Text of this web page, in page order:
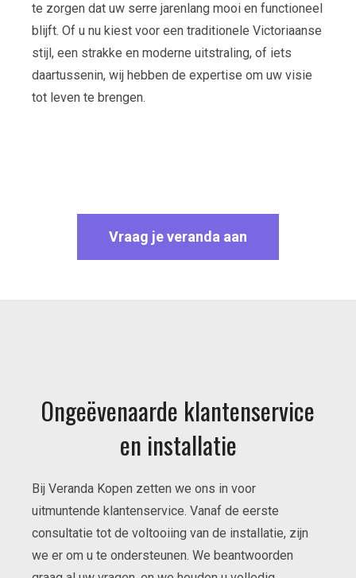
te zorgen dat uw serre jarenlang mooi en functioneel
blijft. Of u nu kiest voor een traditionele Victoriaanse
stijl, een strakke en moderne uitstraling, of iets
daartussenin, wij hebben de expertise om uw visie
tot leven te brengen.
Vraag je veranda aan
Ongeëvenaarde klantenservice
en installatie
Bij Veranda Kopen zetten we ons in voor
uitmuntende klantenservice. Vanaf de eerste
consultatie tot de voltooiing van de installatie, zijn
we er om u te ondersteunen. We beantwoorden